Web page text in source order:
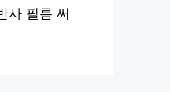
사 필름 써